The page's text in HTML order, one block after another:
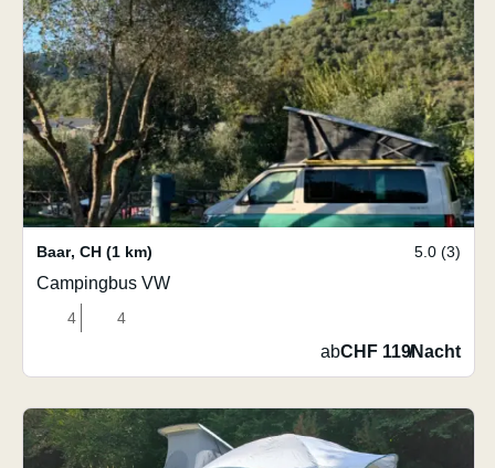
Baar, CH (1 km) 5.0 (3)
Campingbus VW
4 4
abCHF 119/Nacht